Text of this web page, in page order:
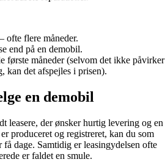
ofte flere måneder.
end på en demobil.
første måneder (selvom det ikke påvirker
kan det afspejles i prisen).
en demobil
leasere, der ønsker hurtig levering og en
produceret og registreret, kan du som
dage. Samtidig er leasingydelsen ofte
er faldet en smule.